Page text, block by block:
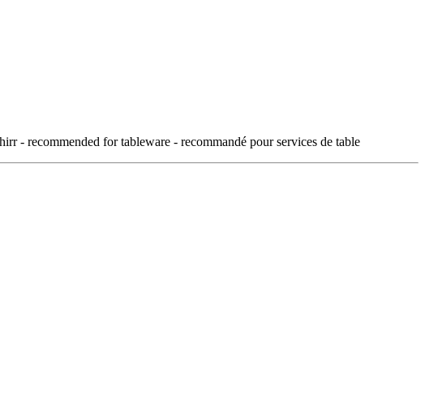
- recommended for tableware - recommandé pour services de table